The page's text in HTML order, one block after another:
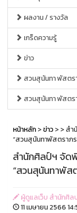
ผลงาน / รางวัล
เกร็ดความรู้
ข่าว
สวนสุนันทา พัสต
สวนสุนันทา พัสต
หน้าหลัก>ข่าว>> สำ
“สวนสุนันทาพัสตราภ
สำนักศิลป์ฯ จัด
“สวนสุนันทาพั
ผู้ดูแลเว็บ สำนักศิ
11 เมษายน 2566